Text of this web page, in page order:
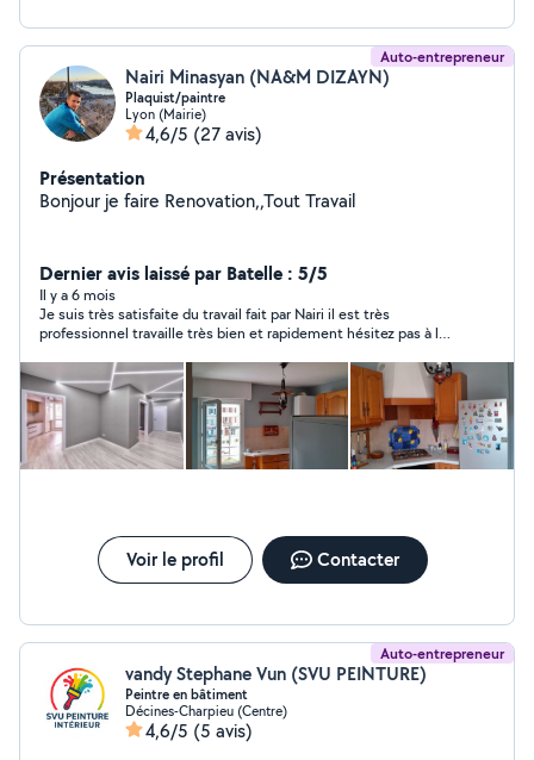
Auto-entrepreneur
Nairi Minasyan (NA&M DIZAYN)
Plaquist/paintre
Lyon (Mairie)
4,6/5 (27 avis)
Présentation
Bonjour je faire Renovation,,Tout Travail
Dernier avis laissé par Batelle : 5/5
Il y a 6 mois
Je suis très satisfaite du travail fait par Nairi il est très
professionnel travaille très bien et rapidement hésitez pas à le
Voir le profil Contacter
Auto-entrepreneur
vandy Stephane Vun (SVU PEINTURE)
Peintre en bâtiment
Décines-Charpieu (Centre)
4,6/5 (5 avis)